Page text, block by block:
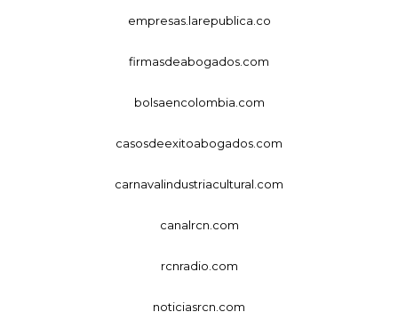
empresas.larepublica.co
firmasdeabogados.com
bolsaencolombia.com
casosdeexitoabogados.com
carnavalindustriacultural.com
canalrcn.com
rcnradio.com
noticiasrcn.com